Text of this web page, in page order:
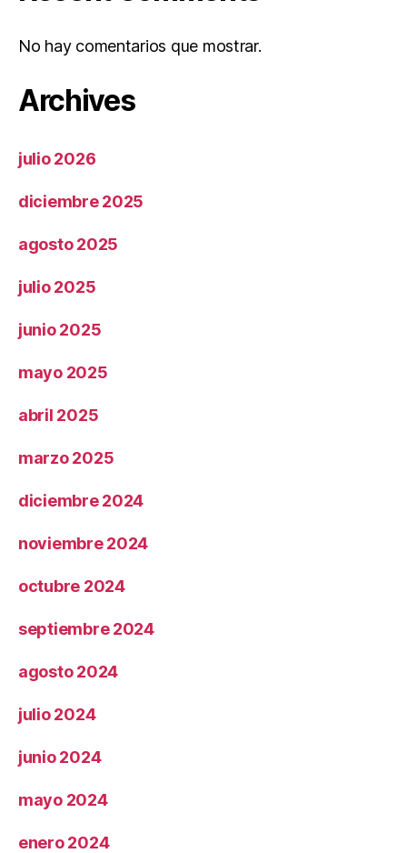
No hay comentarios que mostrar.
Archives
julio 2026
diciembre 2025
agosto 2025
julio 2025
junio 2025
mayo 2025
abril 2025
marzo 2025
diciembre 2024
noviembre 2024
octubre 2024
septiembre 2024
agosto 2024
julio 2024
junio 2024
mayo 2024
enero 2024